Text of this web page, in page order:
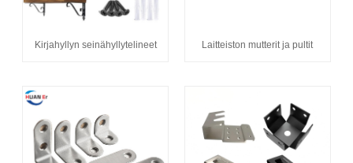
Kirjahyllyn seinähyllytelineet Laitteiston mutterit ja pultit